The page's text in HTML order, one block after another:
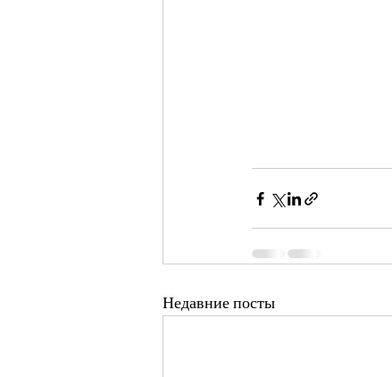
Недавние посты